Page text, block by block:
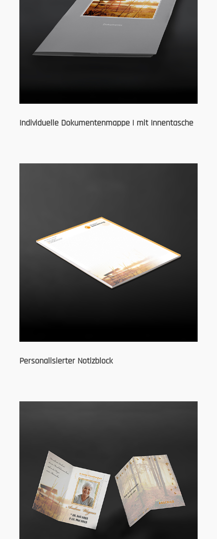
Individuelle Dokumentenmappe | mit Innentasche
Personalisierter Notizblock